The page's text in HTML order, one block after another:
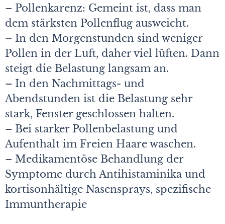
– Pollenkarenz: Gemeint ist, dass man
dem stärksten Pollenflug ausweicht.
– In den Morgenstunden sind weniger
Pollen in der Luft, daher viel lüften. Dann
steigt die Belastung langsam an.
– In den Nachmittags- und
Abendstunden ist die Belastung sehr
stark, Fenster geschlossen halten.
– Bei starker Pollenbelastung und
Aufenthalt im Freien Haare waschen.
– Medikamentöse Behandlung der
Symptome durch Antihistaminika und
kortisonhältige Nasensprays, spezifische
Immuntherapie